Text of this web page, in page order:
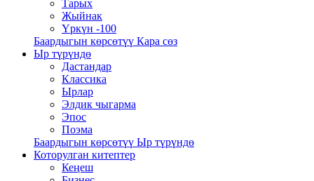
Тарых
Жыйнак
Үркүн -100
Баардыгын көрсөтүү Кара сөз
Ыр түрүндө
Дастандар
Классика
Ырлар
Элдик чыгарма
Эпос
Поэма
Баардыгын көрсөтүү Ыр түрүндө
Которулган китептер
Кеңеш